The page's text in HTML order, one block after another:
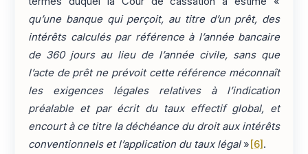
qu’une banque qui perçoit, au titre d’un prêt, des
intérêts calculés par référence à l’année bancaire
de 360 jours au lieu de l’année civile, sans que
l’acte de prêt ne prévoit cette référence méconnaît
les exigences légales relatives à l’indication
préalable et par écrit du taux effectif global, et
encourt à ce titre la déchéance du droit aux intérêts
conventionnels et l’application du taux légal» [6] .